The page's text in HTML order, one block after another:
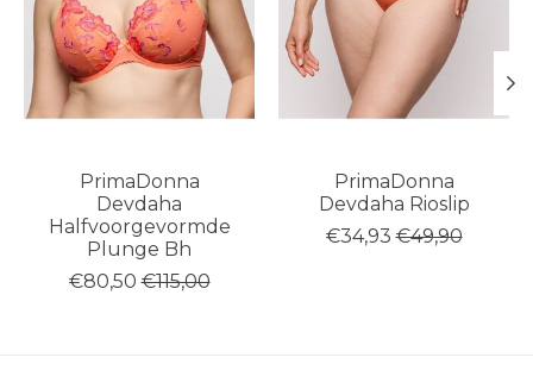
PrimaDonna
Devdaha
Halfvoorgevormde
Plunge Bh
€80,50 €115,00
PrimaDonna
Devdaha Rioslip
€34,93 €49,90